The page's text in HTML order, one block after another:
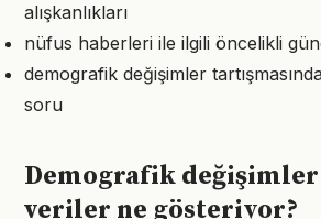
alışkanlıkları
nüfus haberleri ile ilgili öncelikli
demografik değişimler
soru
Demografik değişimler
veriler ne gösteriyor?